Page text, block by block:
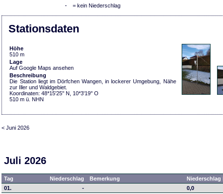
- = kein Niederschlag
Stationsdaten
Höhe
510 m
Lage
Auf Google Maps ansehen
Beschreibung
Die Station liegt im Dörfchen Wangen, in lockerer Umgebung, Nähe
zur Iller und Waldgebiet.
Koordinaten: 48*15'25'' N, 10*3'19'' O
510 m ü. NHN
< Juni 2026
Juli 2026
Tag Niederschlag Bemerkung
01.
-
0,0